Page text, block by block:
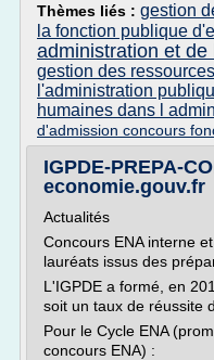
Thèmes liés : gestion
la fonction publique
administration et
gestion des
l'administration
humaines dans l
d'admission concours
IGPDE-PREPA-
economie.gouv.fr
Actualités
Concours ENA interne
lauréats issus des
L'IGPDE a formé, en
soit un taux de réussite
Pour le Cycle ENA
concours ENA) :